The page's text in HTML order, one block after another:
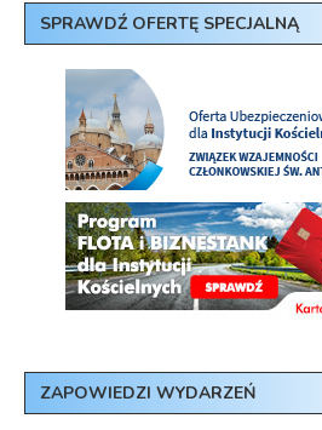
SPRAWDŹ OFERTĘ SPECJALNĄ
ZAPOWIEDZI WYDARZEŃ